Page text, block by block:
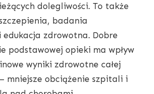
dolegliwości. To także
badania
edukacja zdrowotna. Dobre
podstawowej opieki ma wpływ
wyniki zdrowotne całej
mniejsze obciążenie szpitali i